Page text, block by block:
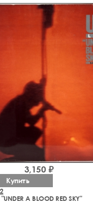
A BLOOD RED SKY"
3,150 ₽
Купить